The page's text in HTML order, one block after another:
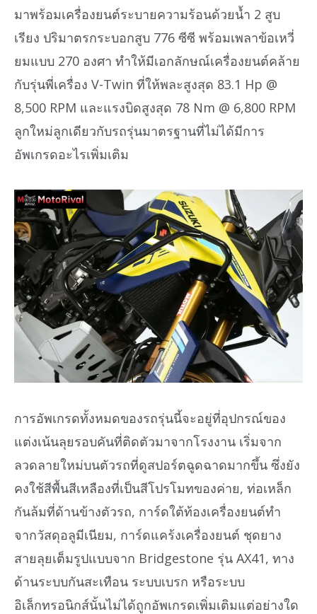
มาพร้อมเครื่องยนต์ระบายความร้อนด้วยน้ำ 2 สูบ
เรียง ปริมาตรกระบอกสูบ 776 ซีซี พร้อมเพลาข้อเหวี่
ยมแบบ 270 องศา ทำให้มีเอกลักษณ์เครื่องยนต์คล้าย
กับรุ่นพี่เครื่อง V-Twin ที่ให้พละสูงสุด 83.1 Hp @
8,500 RPM และแรงบิดสูงสุด 78 Nm @ 6,800 RPM
ลูกใหม่ลูกเดียวกับรถรุ่นมาตรฐานที่ไม่ได้มีการ
อัพเกรดอะไรเพิ่มเติม
การอัพเกรดทั้งหมดของรถรุ่นนี้จะอยู่ที่อุปกรณ์ของ
แต่งเน้นลุยรอบคันที่ติดตัวมาจากโรงงาน เริ่มจาก
ลวดลายใหม่บนตัวรถที่ดูสปอร์ตฉูดฉาดมากขึ้น ซึ่งยัง
คงใช้สีพื้นสีเหลืองที่เป็นสีโปรโมทของค่าย, ท่อเหล็ก
กันล้มที่ด้านข้างตัวรถ, การ์ดใต้ท้องเครื่องยนต์ทำ
จากวัสดุอลูมีเนียม, การ์ดแคร้งเครื่องยนต์ ชุดยาง
สายลุยเต็มรูปแบบจาก Bridgestone รุ่น AX41, ทาง
ด้านระบบกันสะเทือน ระบบเบรก หรือระบบ
อิเล็กทรอนิกส์นั้นไม่ได้ถูกอัพเกรดเพิ่มเติมแต่อย่างใด